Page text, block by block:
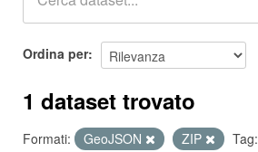
Ordina per
1 dataset trovato
Formati: GeoJSON ZIP Tag: